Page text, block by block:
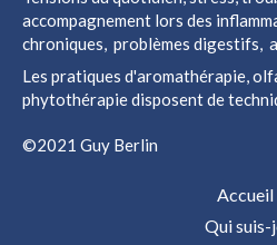
accompagnement lors des
chroniques, problèmes digestifs,
Les pratiques d'aromathérapie,
phytothérapie disposent de
©2021 Guy Berlin
Accueil
Qui suis-